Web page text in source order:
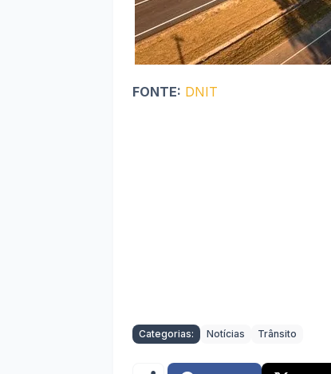
FONTE: DNIT
Categorias: Notícias Trânsito